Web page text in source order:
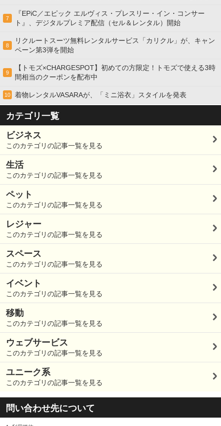
7
『EPiC／エピック エルヴィス・プレスリー・イン・コンサー
ト』、デジタルプレミア配信（セル＆レンタル）開始
8
リクルートスーツ無料レンタルサービス「カリクル」が、キャン
ペーン第3弾を開始
9
【トモズ×CHARGESPOT】初めての方限定！トモズで使える3時
間相当のクーポンを配布中
10 着物レンタルVASARAが、「ミニ浴衣」スタイルを発表
カテゴリ一覧
ビジネス
このカテゴリの記事一覧を見る
生活
このカテゴリの記事一覧を見る
ペット
このカテゴリの記事一覧を見る
レジャー
このカテゴリの記事一覧を見る
スペース
このカテゴリの記事一覧を見る
イベント
このカテゴリの記事一覧を見る
移動
このカテゴリの記事一覧を見る
ウェブサービス
このカテゴリの記事一覧を見る
ユニーク系
このカテゴリの記事一覧を見る
問い合わせ先について